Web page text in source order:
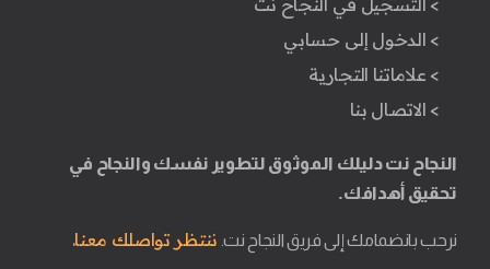
> التسجيل في النجاح نت
> الدخول إلى حسابي
> علاماتنا التجارية
> الاتصال بنا
النجاح نت دليلك الموثوق لتطوير نفسك والنجاح في
تحقيق أهدافك.
نرحب بانضمامك إلى فريق النجاح نت. ننتظر تواصلك معنا.